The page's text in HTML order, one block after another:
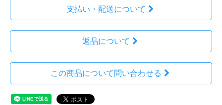
支払い・配送について
返品について
この商品について問い合わせる